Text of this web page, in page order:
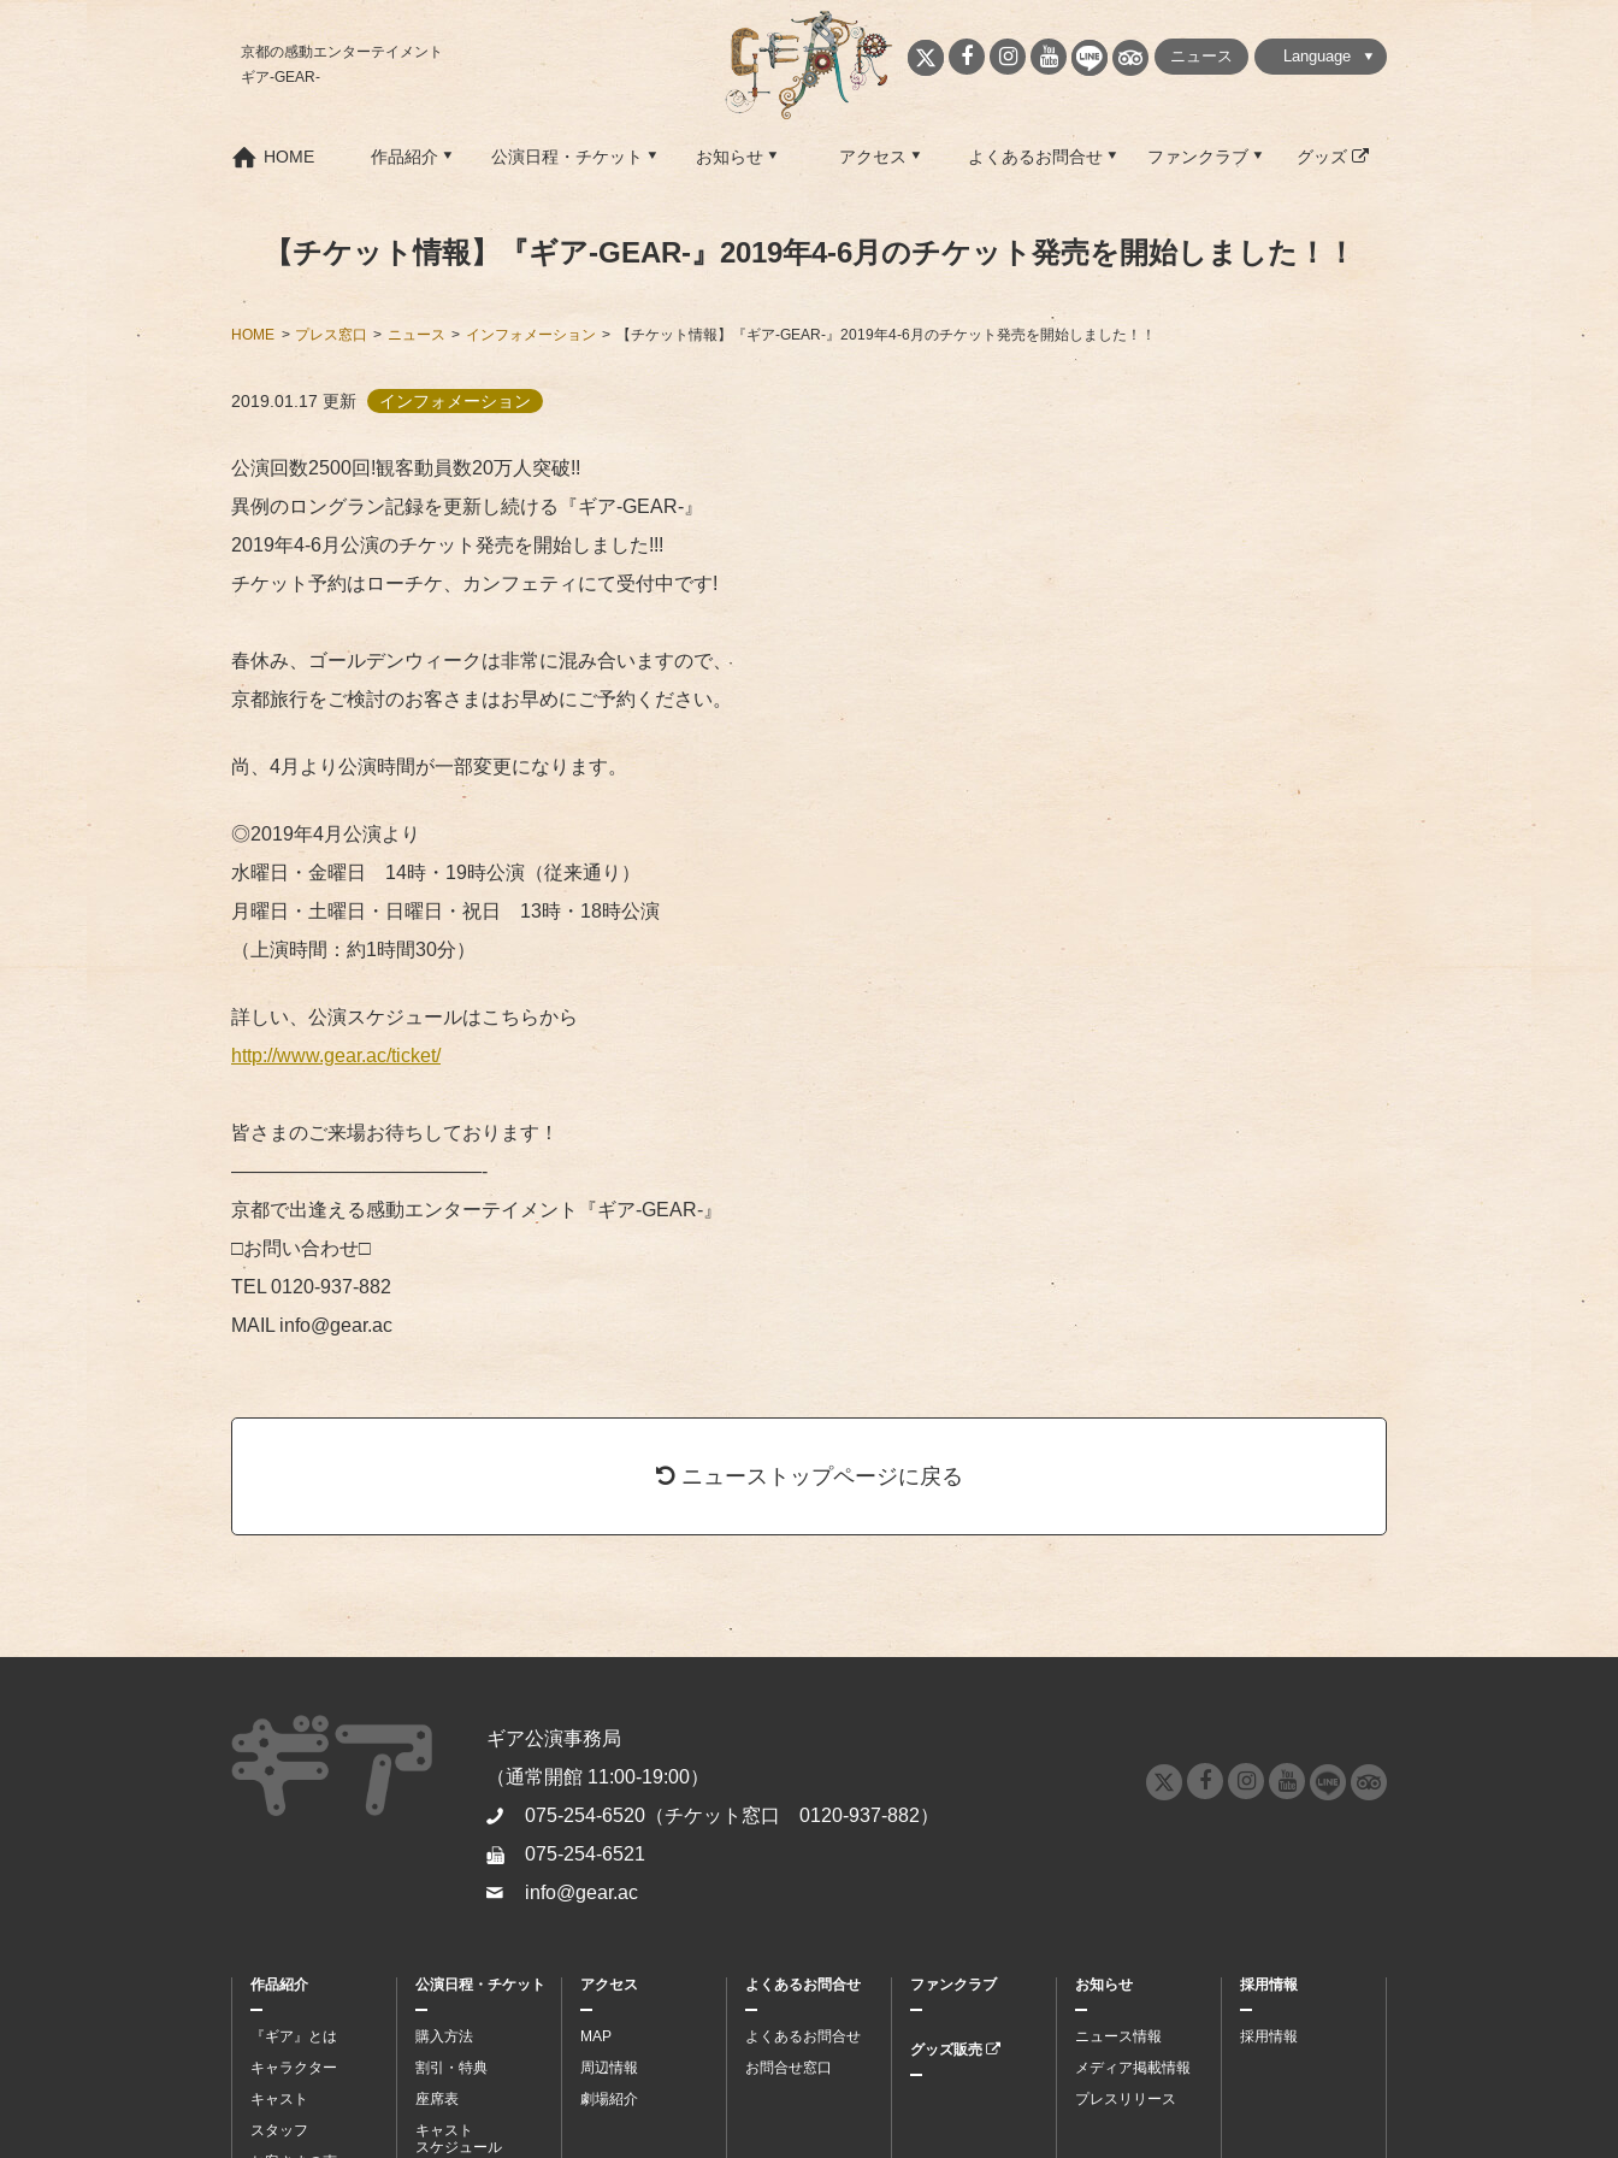
京都の感動エンターテイメント
ギア-GEAR-
ニュース
Language
HOME 作品紹介 公演日程・チケット お知らせ アクセス よくあるお問合せ ファンクラブ グッズ
【チケット情報】『ギア-GEAR-』2019年4-6月のチケット発売を開始しました！！
HOME プレス窓口 ニュース インフォメーション 【チケット情報】『ギア-GEAR-』2019年4-6月のチケット発売を開始しました！！
2019.01.17 更新 インフォメーション
公演回数2500回!観客動員数20万人突破!!
異例のロングラン記録を更新し続ける『ギア-GEAR-』
2019年4-6月公演のチケット発売を開始しました!!!
チケット予約はローチケ、カンフェティにて受付中です!
春休み、ゴールデンウィークは非常に混み合いますので、
京都旅行をご検討のお客さまはお早めにご予約ください。
尚、4月より公演時間が一部変更になります。
◎2019年4月公演より
水曜日・金曜日 14時・19時公演（従来通り）
月曜日・土曜日・日曜日・祝日 13時・18時公演
（上演時間：約1時間30分）
詳しい、公演スケジュールはこちらから
http://www.gear.ac/ticket/
皆さまのご来場お待ちしております！
—————————————-
京都で出逢える感動エンターテイメント『ギア-GEAR-』
□お問い合わせ□
TEL 0120-937-882
MAIL info@gear.ac
ニューストップページに戻る
ギア公演事務局
（通常開館 11:00-19:00）
075-254-6520 （チケット窓口 0120-937-882）
075-254-6521
info@gear.ac
作品紹介
『ギア』とは
キャラクター
キャスト
スタッフ
公演日程・チケット
購入方法
割引・特典
座席表
キャスト
スケジュール
アクセス
MAP
周辺情報
劇場紹介
よくあるお問合せ
よくあるお問合せ
お問合せ窓口
ファンクラブ
グッズ販売
お知らせ
ニュース情報
メディア掲載情報
プレスリリース
採用情報
採用情報